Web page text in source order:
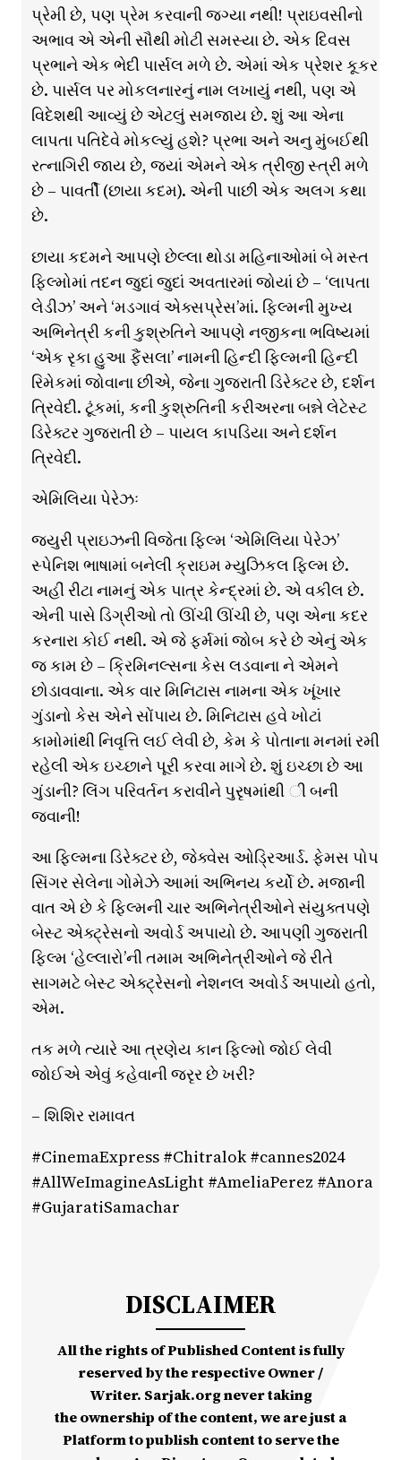
પ્રેમી છે, પણ પ્રેમ કરવાની જગ્યા નથી! પ્રાઇવસીનો
અભાવ એ એની સૌથી મોટી સમસ્યા છે. એક દિવસ
પ્રભાને એક ભેદી પાર્સલ મળે છે. એમાં એક પ્રેશર કૂકર
છે. પાર્સલ પર મોકલનારનું નામ લખાયું નથી, પણ એ
વિદેશથી આવ્યું છે એટલું સમજાય છે. શું આ એના
લાપતા પતિદેવે મોકલ્યું હશે? પ્રભા અને અનુ મુંબઈથી
રત્નાગિરી જાય છે, જ્યાં એમને એક ત્રીજી સ્ત્રી મળે
છે – પાવર્તી (છાયા કદમ). એની પાછી એક અલગ કથા
છે.
છાયા કદમને આપણે છેલ્લા થોડા મહિનાઓમાં બે મસ્ત
ફિલ્મોમાં તદન જુદાં જુદાં અવતારમાં જોયાં છે – ‘લાપતા
લેડીઝ’ અને ‘મડગાવં એક્સપ્રેસ’માં. ફિલ્મની મુખ્ય
અભિનેત્રી કની કુશ્રુતિને આપણે નજીકના ભવિષ્યમાં
‘એક રૃકા હુઆ ફૈંસલા’ નામની હિન્દી ફિલ્મની હિન્દી
રિમેકમાં જોવાના છીએ, જેના ગુજરાતી ડિરેક્ટર છે, દર્શન
ત્રિવેદી. ટૂંકમાં, કની કુશ્રુતિની કરીઅરના બન્ને લેટેસ્ટ
ડિરેક્ટર ગુજરાતી છે – પાયલ કાપડિયા અને દર્શન
ત્રિવેદી.
એમિલિયા પેરેઝઃ
જ્યુરી પ્રાઇઝની વિજેતા ફિલ્મ ‘એમિલિયા પેરેઝ’
સ્પેનિશ ભાષામાં બનેલી ક્રાઇમ મ્યુઝિકલ ફિલ્મ છે.
અહીં રીટા નામનું એક પાત્ર કેન્દ્રમાં છે. એ વકીલ છે.
એની પાસે ડિગ્રીઓ તો ઊંચી ઊંચી છે, પણ એના કદર
કરનારા કોઈ નથી. એ જે ફર્મમાં જોબ કરે છે એનું એક
જ કામ છે – ક્રિમિનલ્સના કેસ લડવાના ને એમને
છોડાવવાના. એક વાર મિનિટાસ નામના એક ખૂંખાર
ગુંડાનો કેસ એને સોંપાય છે. મિનિટાસ હવે ખોટાં
કામોમાંથી નિવૃત્તિ લઈ લેવી છે, કેમ કે પોતાના મનમાં રમી
રહેલી એક ઇચ્છાને પૂરી કરવા માગે છે. શું ઇચ્છા છે આ
ગુંડાની? લિંગ પરિવર્તન કરાવીને પુરૃષમાંથી ી બની
જવાની!
આ ફિલ્મના ડિરેક્ટર છે, જેક્વેસ ઓડ્રિઆર્ડ. ફેમસ પોપ
સિંગર સેલેના ગોમેઝે આમાં અભિનય કર્યો છે. મજાની
વાત એ છે કે ફિલ્મની ચાર અભિનેત્રીઓને સંયુક્તપણે
બેસ્ટ એક્ટ્રેસનો અવોર્ડ અપાયો છે. આપણી ગુજરાતી
ફિલ્મ ‘હેલ્લારો’ની તમામ અભિનેત્રીઓને જે રીતે
સાગમટે બેસ્ટ એક્ટ્રેસનો નેશનલ અવોર્ડ અપાયો હતો,
એમ.
તક મળે ત્યારે આ ત્રણેય કાન ફિલ્મો જોઈ લેવી
જોઈએ એવું કહેવાની જરૃર છે ખરી?
– શિશિર રામાવત
#CinemaExpress #Chitralok #cannes2024
#AllWeImagineAsLight #AmeliaPerez #Anora
#GujaratiSamachar
DISCLAIMER
All the rights of Published Content is fully
reserved by the respective Owner /
Writer. Sarjak.org never taking
the ownership of the content, we are just a
Platform to publish content to serve the